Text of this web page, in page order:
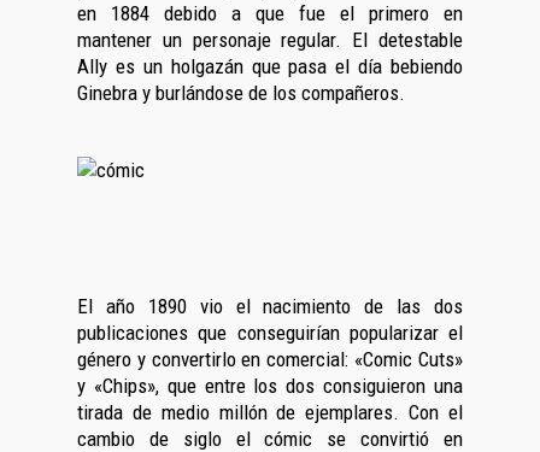
en 1884 debido a que fue el primero en
mantener un personaje regular. El detestable
Ally es un holgazán que pasa el día bebiendo
Ginebra y burlándose de los compañeros.
El año 1890 vio el nacimiento de las dos
publicaciones que conseguirían popularizar el
género y convertirlo en comercial: «Comic Cuts»
y «Chips», que entre los dos consiguieron una
tirada de medio millón de ejemplares. Con el
cambio de siglo el cómic se convirtió en